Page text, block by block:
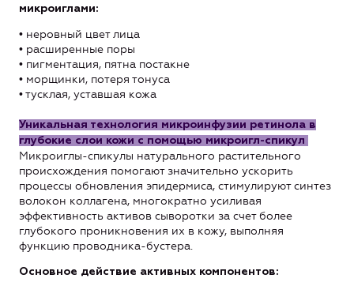
микроиглами:
• неровный цвет лица
• расширенные поры
• пигментация, пятна постакне
• морщинки, потеря тонуса
• тусклая, уставшая кожа
Уникальная технология микроинфузии ретинола в
глубокие слои кожи с помощью микроигл-спикул
Микроиглы-спикулы натурального растительного
происхождения помогают значительно ускорить
процессы обновления эпидермиса, стимулируют синтез
волокон коллагена, многократно усиливая
эффективность активов сыворотки за счет более
глубокого проникновения их в кожу, выполняя
функцию проводника-бустера.
Основное действие активных компонентов: